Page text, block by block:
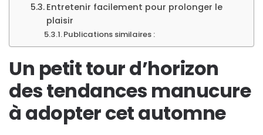
Entretenir facilement pour prolonger le
plaisir
Publications similaires :
Un petit tour d’horizon
des tendances manucure
à adopter cet automne